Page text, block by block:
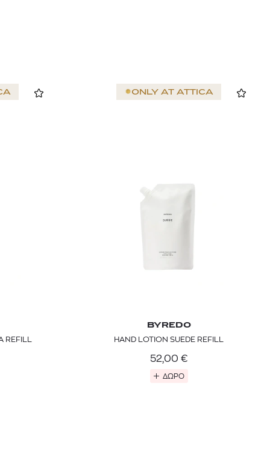
REFILL
ONLY AT ATTICA
BYREDO
HAND LOTION SUEDE REFILL
52,00 €
ΔΩΡΟ